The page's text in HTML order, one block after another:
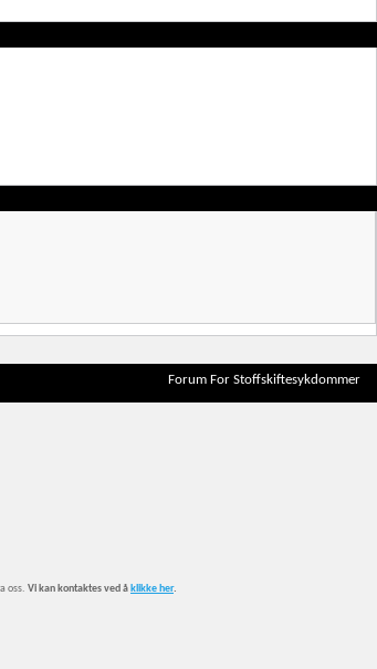
Forum For Stoffskiftesykdommer
oss. Vi kan kontaktes ved å klikke her.